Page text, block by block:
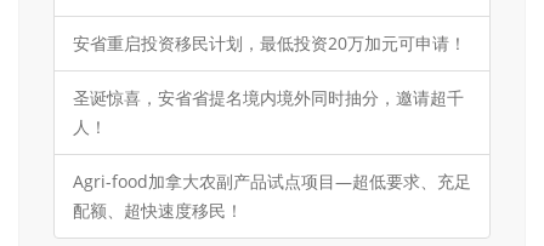
安省重启投资移民计划，最低投资20万加元可申请！
圣诞惊喜，安省省提名境内境外同时抽分，邀请超千
人！
Agri-food加拿大农副产品试点项目—超低要求、充足
配额、超快速度移民！